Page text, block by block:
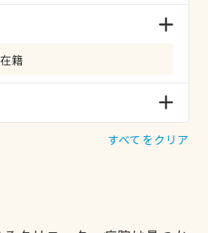
籍
すべてをクリア